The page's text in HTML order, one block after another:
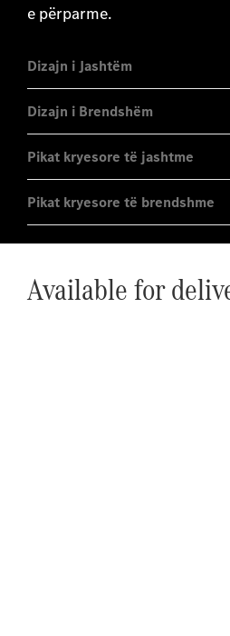
e përparme.
Dizajn i Jashtëm
Dizajn i Brendshëm
Pikat kryesore të jashtme
Pikat kryesore të brendshme
Available for